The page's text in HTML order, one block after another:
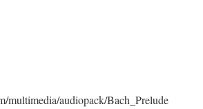
multimedia/audiopack/Bach_Prelude